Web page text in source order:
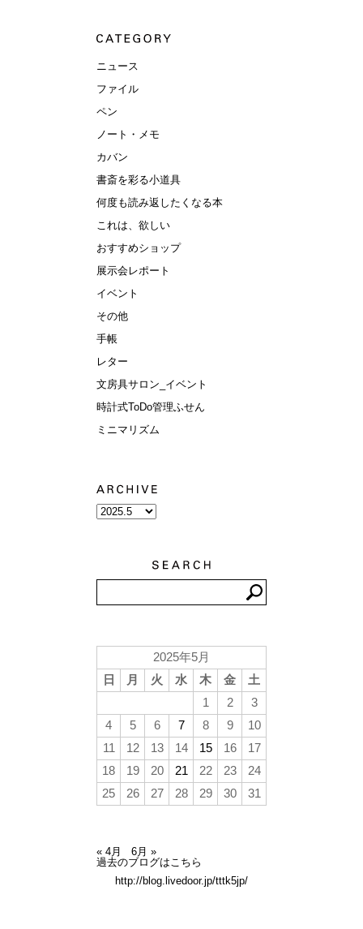
ニュース
ファイル
ペン
ノート・メモ
カバン
書斎を彩る小道具
何度も読み返したくなる本
これは、欲しい
おすすめショップ
展示会レポート
イベント
その他
手帳
レター
文房具サロン_イベント
時計式ToDo管理ふせん
ミニマリズム
2025年5月
日
月 火 水 木 金
土
1
2
3
4
5 6 7 8 9
10
11
12 13 14 15 16
17
18
19 20 21 22 23
24
25
26 27 28 29 30 31
« 4月
6月 »
過去のブログはこちら
http://blog.livedoor.jp/tttk5jp/